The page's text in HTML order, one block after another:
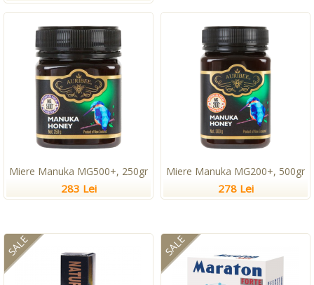
Miere Manuka MG500+, 250gr
283 Lei
Miere Manuka MG200+, 500gr
278 Lei
SALE SALE